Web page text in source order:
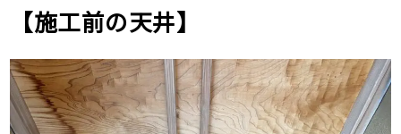
【施工前の天井】